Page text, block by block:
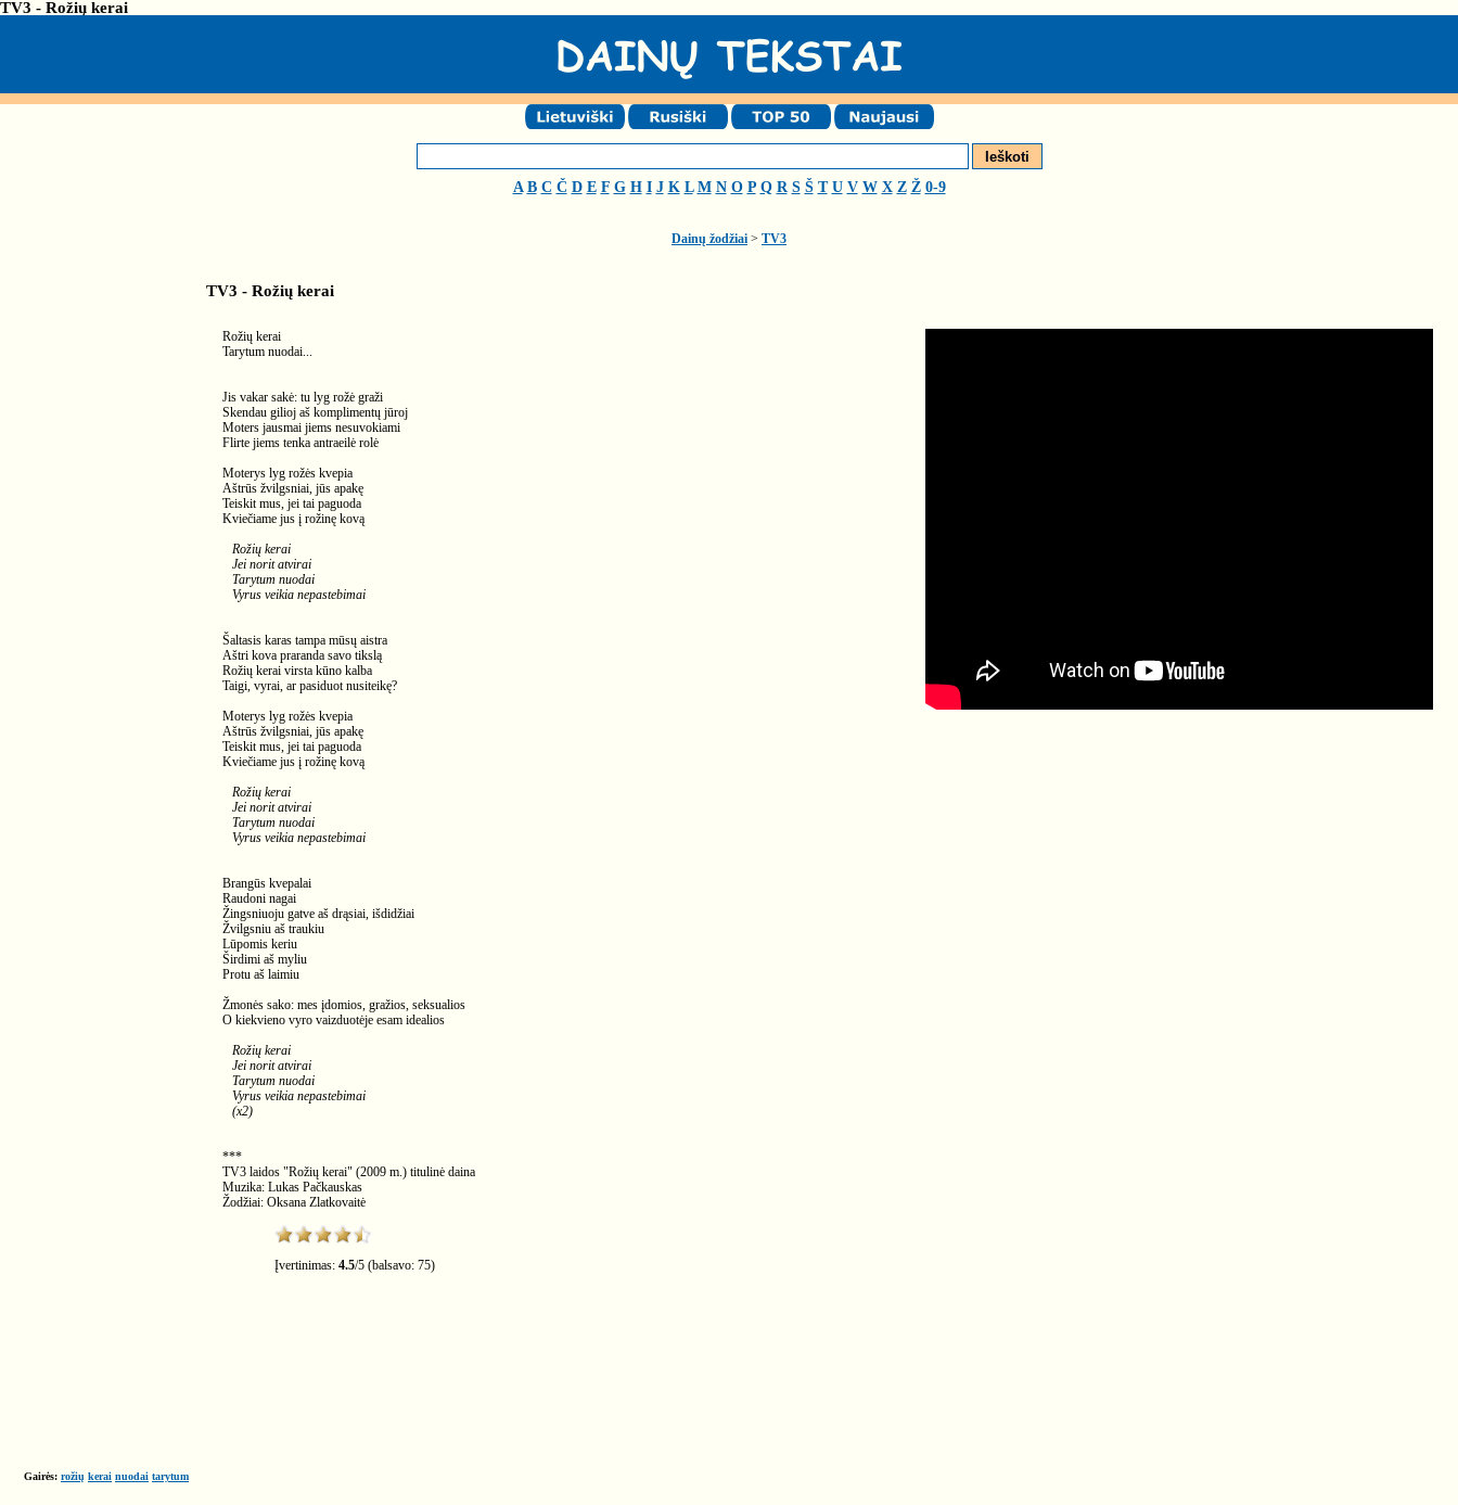
TV3 - Rožių kerai
A B C Č D E F G H I J K L M N O P Q R S Š T U V W X Z Ž 0-9
Dainų žodžiai > TV3
TV3 - Rožių kerai
Rožių kerai
Tarytum nuodai...
Jis vakar sakė: tu lyg rožė graži
Skendau gilioj aš komplimentų jūroj
Moters jausmai jiems nesuvokiami
Flirte jiems tenka antraeilė rolė
Moterys lyg rožės kvepia
Aštrūs žvilgsniai, jūs apakę
Teiskit mus, jei tai paguoda
Kviečiame jus į rožinę kovą
Rožių kerai
Jei norit atvirai
Tarytum nuodai
Vyrus veikia nepastebimai
Šaltasis karas tampa mūsų aistra
Aštri kova praranda savo tikslą
Rožių kerai virsta kūno kalba
Taigi, vyrai, ar pasiduot nusiteikę?
Moterys lyg rožės kvepia
Aštrūs žvilgsniai, jūs apakę
Teiskit mus, jei tai paguoda
Kviečiame jus į rožinę kovą
Rožių kerai
Jei norit atvirai
Tarytum nuodai
Vyrus veikia nepastebimai
Brangūs kvepalai
Raudoni nagai
Žingsniuoju gatve aš drąsiai, išdidžiai
Žvilgsniu aš traukiu
Lūpomis keriu
Širdimi aš myliu
Protu aš laimiu
Žmonės sako: mes įdomios, gražios, seksualios
O kiekvieno vyro vaizduotėje esam idealios
Rožių kerai
Jei norit atvirai
Tarytum nuodai
Vyrus veikia nepastebimai
(x2)
***
TV3 laidos "Rožių kerai" (2009 m.) titulinė daina
Muzika: Lukas Pačkauskas
Žodžiai: Oksana Zlatkovaitė
Įvertinimas: 4.5/5 (balsavo: 75)
Gairės: rožių kerai nuodai tarytum